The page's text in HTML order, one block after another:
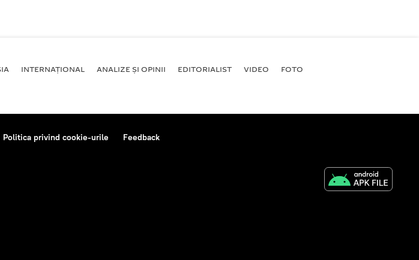
INTERNAŢIONAL ANALIZE ȘI OPINII EDITORIALIST VIDEO FOTO
Politica privind cookie-urile Feedback